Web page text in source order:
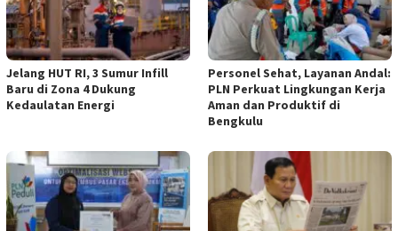
Jelang HUT RI, 3 Sumur Infill
Baru di Zona 4 Dukung
Kedaulatan Energi
Personel Sehat, Layanan Andal:
PLN Perkuat Lingkungan Kerja
Aman dan Produktif di
Bengkulu